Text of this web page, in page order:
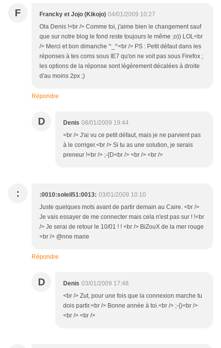
F Francky et Jojo (Kikojo) 04/01/2009 10:27
Ola Denis !<br /> Comme toi, j'aime bien le changement sauf
que sur notre blog le fond reste toujours le même ;o)) LOL<br
/> Merci et bon dimanche ^_^<br /> PS : Petit défaut dans les
réponses à tes coms sous IE7 qu'on ne voit pas sous Firefox ;
les options de la réponse sont légèrement décalées à droite
d'au moins 2px ;)
Répondre
D Denis 08/01/2009 19:44
<br /> J'ai vu ce petit défaut, mais je ne parvient pas
à le corriger.<br /> Si tu as une solution, je serais
preneur !<br /> ;-{D<br /> <br /> <br />
: :0010:soleil51:0013: 03/01/2009 10:10
Juste quelques mots avant de partir demain au Caire. <br />
Je vais essayer de me connecter mais cela n'est pas sur ! !<br
/> Je serai de retour le 10/01 ! ! <br /> BiZouX de la mer rouge
<br /> @nne marie
Répondre
D Denis 03/01/2009 17:48
<br /> Zut, pour une fois que la connexion marche tu
dois partir.<br /> Bonne année à toi.<br /> ;-{)<br />
<br /> <br />